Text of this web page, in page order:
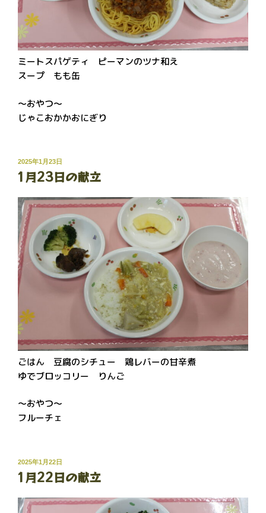
ミートスパゲティ ピーマンのツナ和え
スープ もも缶
～おやつ～
じゃこおかかおにぎり
投
稿
日:
2025年1月23日
1月23日の献立
ごはん 豆腐のシチュー 鶏レバーの甘辛煮
ゆでブロッコリー りんご
～おやつ～
フルーチェ
投
稿
日:
2025年1月22日
1月22日の献立